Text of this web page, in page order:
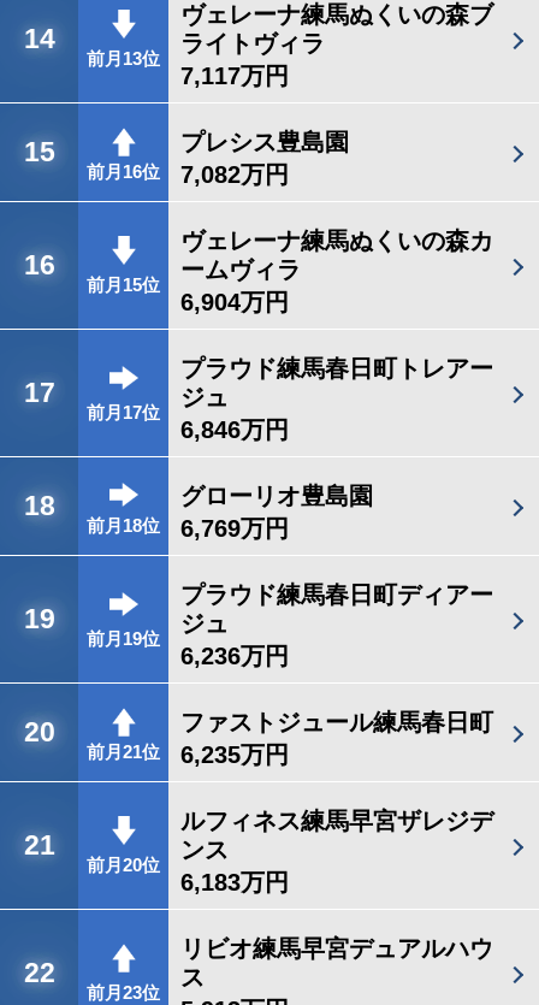
14
前月13位
ヴェレーナ練馬ぬくいの森ブ
ライトヴィラ
7,117万円
15
前月16位
プレシス豊島園
7,082万円
16
前月15位
ヴェレーナ練馬ぬくいの森カ
ームヴィラ
6,904万円
17
前月17位
プラウド練馬春日町トレアー
ジュ
6,846万円
18
前月18位
グローリオ豊島園
6,769万円
19
前月19位
プラウド練馬春日町ディアー
ジュ
6,236万円
20
前月21位
ファストジュール練馬春日町
6,235万円
21
前月20位
ルフィネス練馬早宮ザレジデ
ンス
6,183万円
22
前月23位
リビオ練馬早宮デュアルハウ
ス